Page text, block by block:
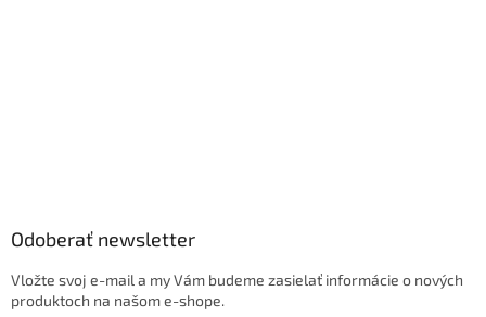
Odoberať newsletter
Vložte svoj e-mail a my Vám budeme zasielať informácie o nových
produktoch na našom e-shope.